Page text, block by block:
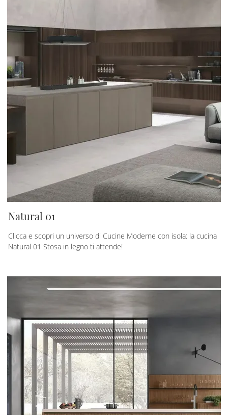
Natural 01
Clicca e scopri un universo di Cucine Moderne con isola: la cucina
Natural 01 Stosa in legno ti attende!